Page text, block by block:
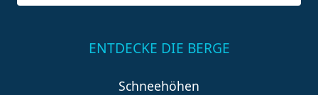
ENTDECKE DIE BERGE
Schneehöhen